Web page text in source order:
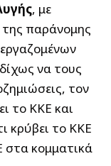
, με
παράνομης
να τους
τον
το ΚΚΕ και
κρύβει το ΚΚΕ
στα κομματικά